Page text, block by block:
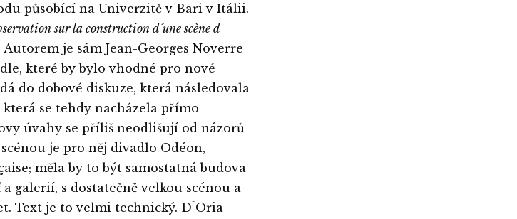
působící na Univerzitě v Bari v Itálii.
sur la construction d´une scène d
je sám Jean-Georges Noverre
které by bylo vhodné pro nové
do dobové diskuze, která následovala
která se tehdy nacházela přímo
úvahy se příliš neodlišují od názorů
je pro něj divadlo Odéon,
měla by to být samostatná budova
galerií, s dostatečně velkou scénou a
Text je to velmi technický. D´Oria